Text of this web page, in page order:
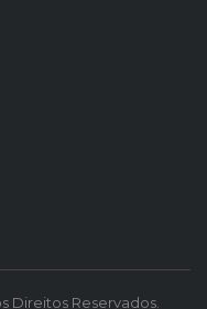
Direitos Reservados.